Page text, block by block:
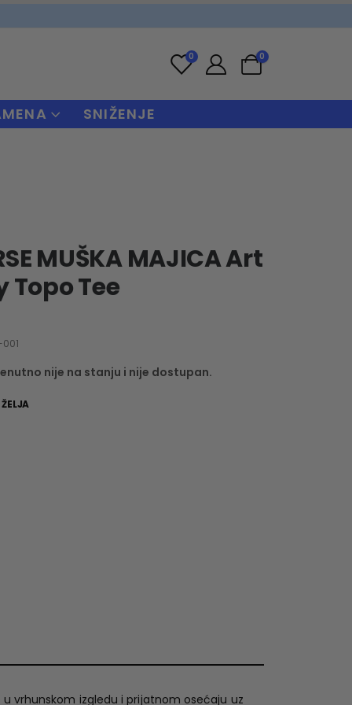
0 0
SNIŽENJE
MUŠKA MAJICA Art
Topo Tee
nije na stanju i nije dostupan.
vrhunskom izgledu i prijatnom osećaju uz